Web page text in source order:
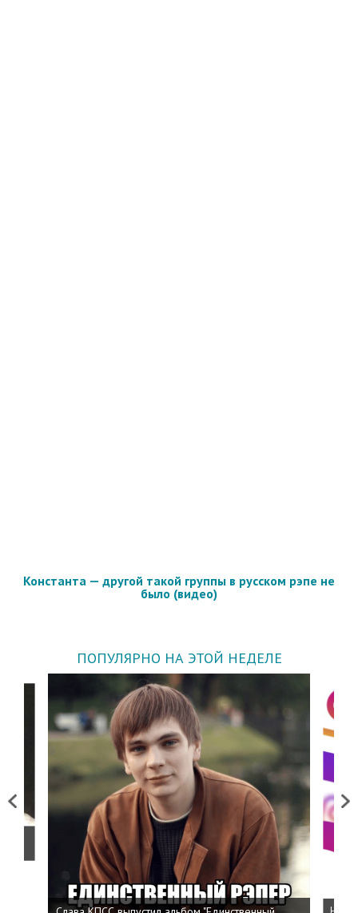
Константа — другой такой группы в русском рэпе не
было (видео)
ПОПУЛЯРНО НА ЭТОЙ НЕДЕЛЕ
Previous Next